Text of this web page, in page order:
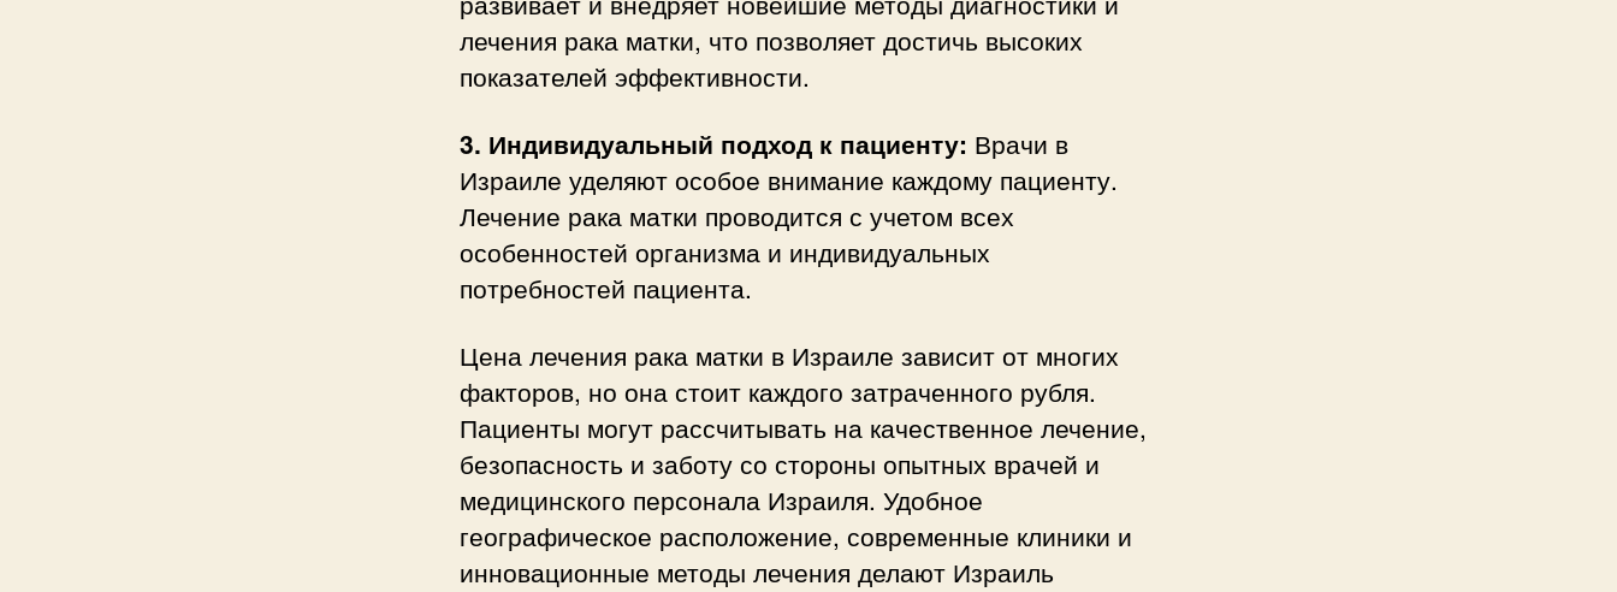
лечения рака матки, что позволяет достичь высоких
показателей эффективности.
3. Индивидуальный подход к пациенту: Врачи в
Израиле уделяют особое внимание каждому пациенту.
Лечение рака матки проводится с учетом всех
особенностей организма и индивидуальных
потребностей пациента.
Цена лечения рака матки в Израиле зависит от многих
факторов, но она стоит каждого затраченного рубля.
Пациенты могут рассчитывать на качественное лечение,
безопасность и заботу со стороны опытных врачей и
медицинского персонала Израиля. Удобное
географическое расположение, современные клиники и
инновационные методы лечения делают Израиль